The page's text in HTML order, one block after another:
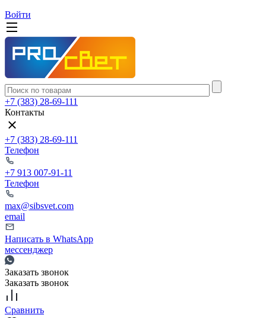
Войти
+7 (383) 28-69-111
Контакты
+7 (383) 28-69-111
Телефон
+7 913 007-91-11
Телефон
max@sibsvet.com
email
Написать в WhatsApp
мессенджер
Заказать звонок
Заказать звонок
Сравнить